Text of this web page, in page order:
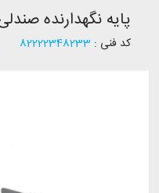
پایه نگهدارنده
کد فنی : 82222348233